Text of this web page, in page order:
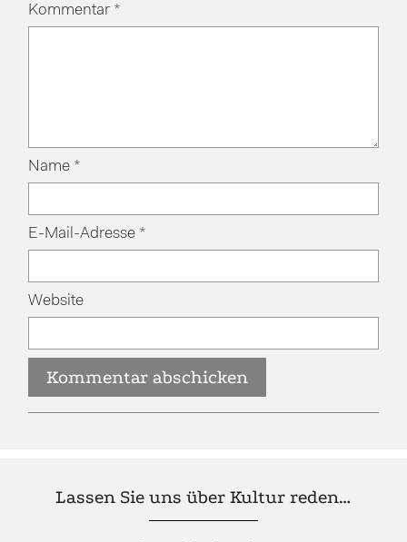
Kommentar *
Name *
E-Mail-Adresse *
Website
Lassen Sie uns über Kultur reden…